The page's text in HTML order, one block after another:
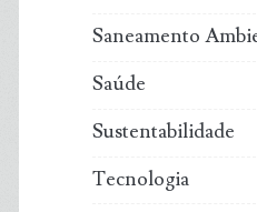
Saneamento
Saúde
Sustentabilidade
Tecnologia